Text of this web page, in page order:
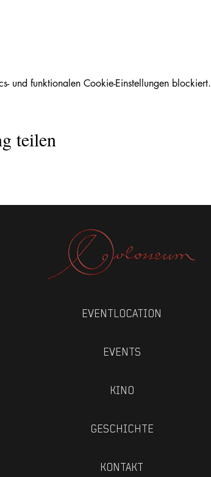
und funktionalen Cookie-Einstellungen blockiert.
teilen
EVENTLOCATION
EVENTS
KINO
GESCHICHTE
KONTAKT